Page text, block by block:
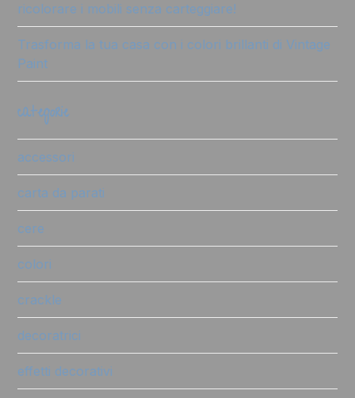
ricolorare i mobili senza carteggiare!
Trasforma la tua casa con i colori brillanti di Vintage
Paint
categorie
accessori
carta da parati
cere
colori
crackle
decoratrici
effetti decorativi